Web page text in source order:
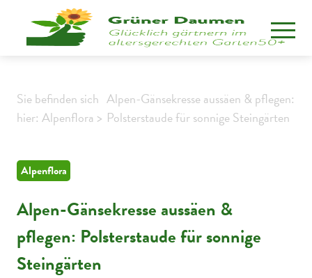
Sie befinden sich
hier: Alpenflora >
Alpen-Gänsekresse aussäen & pflegen:
Polsterstaude für sonnige Steingärten
Alpenflora
Alpen-Gänsekresse aussäen &
pflegen: Polsterstaude für sonnige
Steingärten